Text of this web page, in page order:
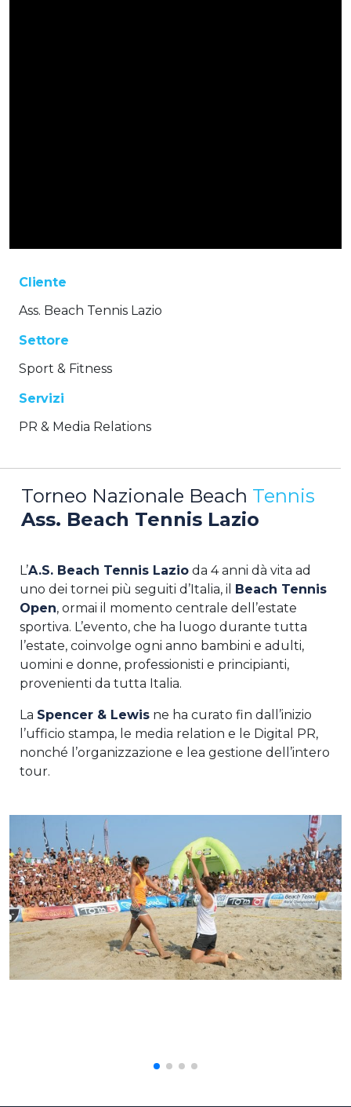
Cliente
Ass. Beach Tennis Lazio
Settore
Sport & Fitness
Servizi
PR & Media Relations
Torneo Nazionale Beach Tennis
Ass. Beach Tennis Lazio
L’A.S. Beach Tennis Lazio da 4 anni dà vita ad
uno dei tornei più seguiti d’Italia, il Beach Tennis
Open, ormai il momento centrale dell’estate
sportiva. L’evento, che ha luogo durante tutta
l’estate, coinvolge ogni anno bambini e adulti,
uomini e donne, professionisti e principianti,
provenienti da tutta Italia.
La Spencer & Lewis ne ha curato fin dall’inizio
l’ufficio stampa, le media relation e le Digital PR,
nonché l’organizzazione e lea gestione dell’intero
tour.